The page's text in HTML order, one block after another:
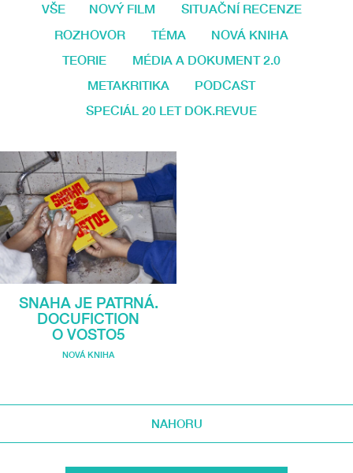
VŠE NOVÝ FILM
SITUAČNÍ RECENZE
ROZHOVOR
TÉMA
NOVÁ KNIHA
TEORIE
MÉDIA A DOKUMENT 2.0
METAKRITIKA
PODCAST
SPECIÁL 20 LET DOK.REVUE
SNAHA JE PATRNÁ.
DOCUFICTION
O VOSTO5
NOVÁ KNIHA
NAHORU